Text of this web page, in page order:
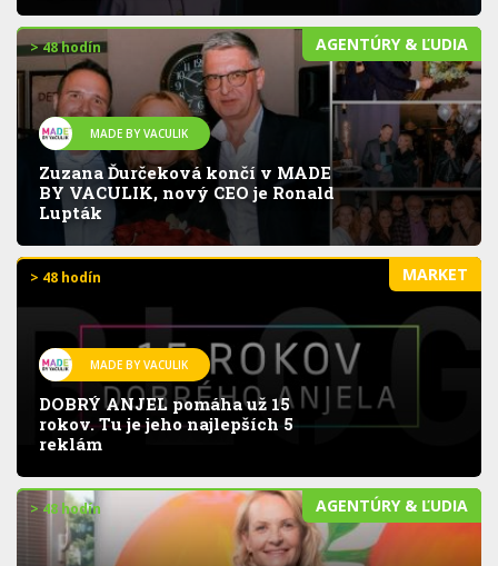
AGENTÚRY & ĽUDIA
> 48 hodín
MADE BY VACULIK
Zuzana Ďurčeková končí v MADE
BY VACULIK, nový CEO je Ronald
Lupták
MARKET
> 48 hodín
MADE BY VACULIK
DOBRÝ ANJEL pomáha už 15
rokov. Tu je jeho najlepších 5
reklám
AGENTÚRY & ĽUDIA
> 48 hodín